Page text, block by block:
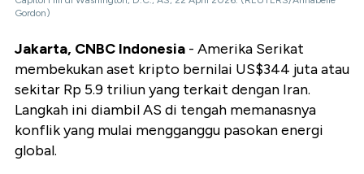
Gordon)
Jakarta, CNBC Indonesia - Amerika Serikat
membekukan aset kripto bernilai US$344 juta atau
sekitar Rp 5.9 triliun yang terkait dengan Iran.
Langkah ini diambil AS di tengah memanasnya
konflik yang mulai mengganggu pasokan energi
global.